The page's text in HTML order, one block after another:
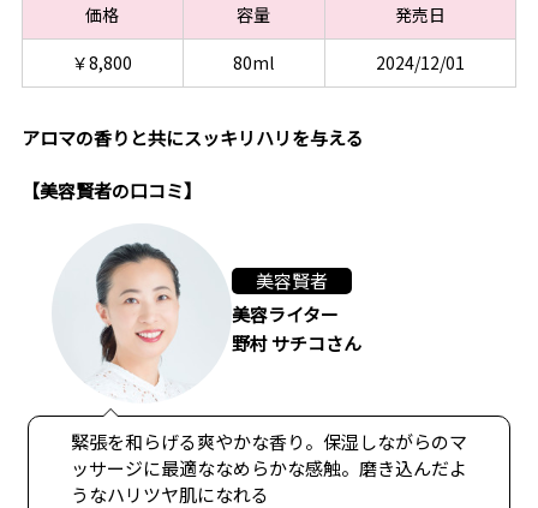
価格 容量
発売日
￥8,800
80ml 2024/12/01
アロマの香りと共にスッキリハリを与える
【美容賢者の口コミ】
美容賢者
美容ライター
野村 サチコさん
緊張を和らげる爽やかな香り。保湿しながらのマ
ッサージに最適ななめらかな感触。磨き込んだよ
うなハリツヤ肌になれる